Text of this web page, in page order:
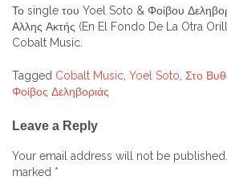
Το single του Yoel Soto & Φοίβου
Αλλης Ακτής (En El Fondo De La Otra
Cobalt Music.
Tagged Cobalt Music Yoel Soto Στο
Φοίβος Δεληβοριάς
navigation
Leave a Reply
Your email address will not be published.
marked *